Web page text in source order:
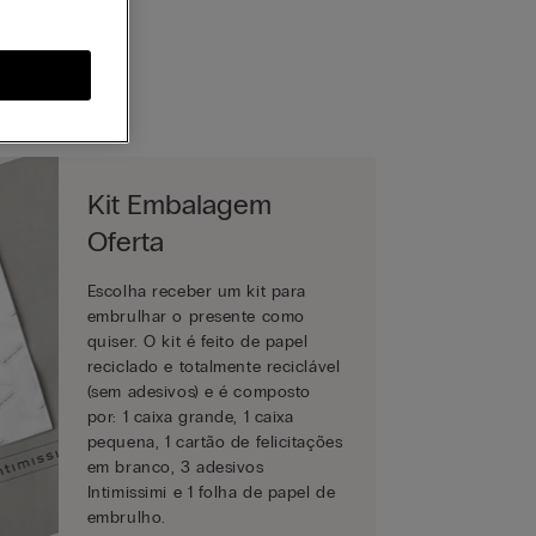
Kit Embalagem
Oferta
Escolha receber um kit para
embrulhar o presente como
quiser. O kit é feito de papel
reciclado e totalmente reciclável
(sem adesivos) e é composto
por: 1 caixa grande, 1 caixa
pequena, 1 cartão de felicitações
em branco, 3 adesivos
Intimissimi e 1 folha de papel de
embrulho.